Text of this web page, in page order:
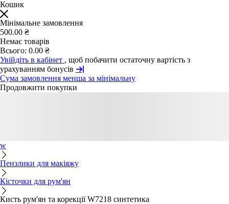
Кошик
Мінімальне замовлення
500.00 ₴
Немає товарів
Всього: 0.00 ₴
Увійдіть в кабінет , щоб побачити остаточну вартість з
урахуванням бонусів
Сума замовлення менша за мінімальну
Продовжити покупки
w
Пензлики для макіяжу
Кісточки для рум'ян
Кисть рум'ян та корекції W7218 синтетика